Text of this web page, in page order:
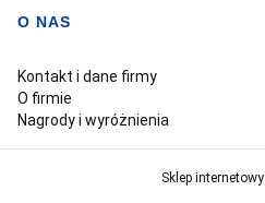
O NAS
Kontakt i dane firmy
O firmie
Nagrody i wyróżnienia
Sklep internetowy